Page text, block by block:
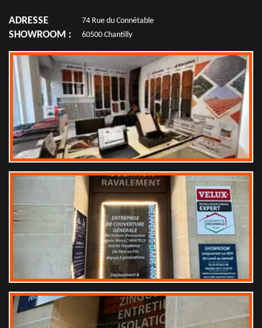
ADRESSE
SHOWROOM :
74 Rue du Connétable
60500 Chantilly